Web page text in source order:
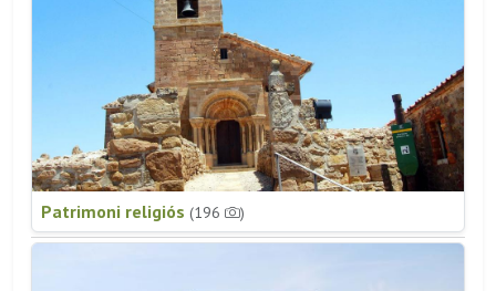
Patrimoni religiós (196 )